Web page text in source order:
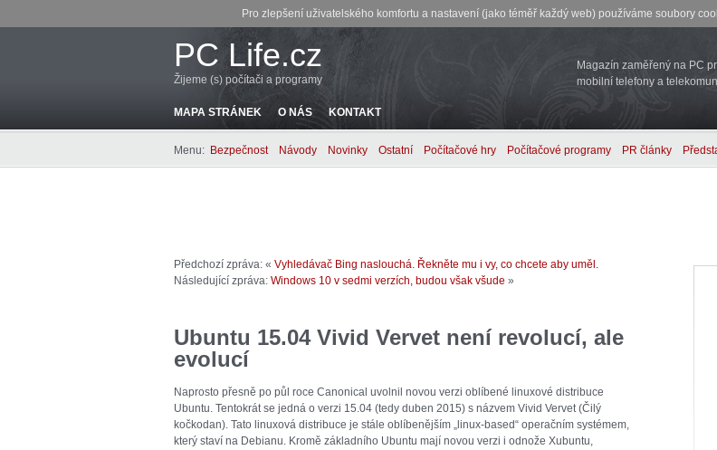
Pro zlepšení uživatelského komfortu a nastavení (jako téměř každý web) používáme soubory
PC Life.cz
Magazín zaměřený na PC
mobilní telefony a
Žijeme (s) počítači a programy
MAPA STRÁNEK O NÁS KONTAKT
Menu: Bezpečnost Návody Novinky Ostatní Počítačové hry Počítačové programy PR články
Předchozí zpráva: « Vyhledávač Bing naslouchá. Řekněte mu i vy, co chcete aby uměl.
Následující zpráva: Windows 10 v sedmi verzích, budou však všude »
Ubuntu 15.04 Vivid Vervet není revolucí, ale
evolucí
Naprosto přesně po půl roce Canonical uvolnil novou verzi oblíbené linuxové distribuce
Ubuntu. Tentokrát se jedná o verzi 15.04 (tedy duben 2015) s názvem Vivid Vervet (Čilý
kočkodan). Tato linuxová distribuce je stále oblíbenějším „linux-based“ operačním systémem,
který staví na Debianu. Kromě základního Ubuntu mají novou verzi i odnože Xubuntu,